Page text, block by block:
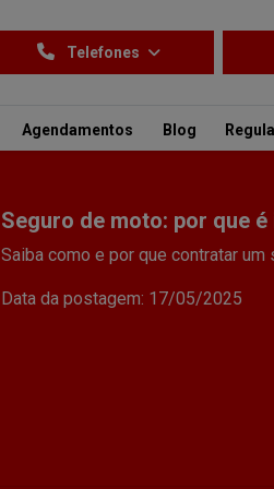
Telefones
Agendamentos Blog
Seguro de moto: por que
Saiba como e por que contratar
Data da postagem: 17/05/2025